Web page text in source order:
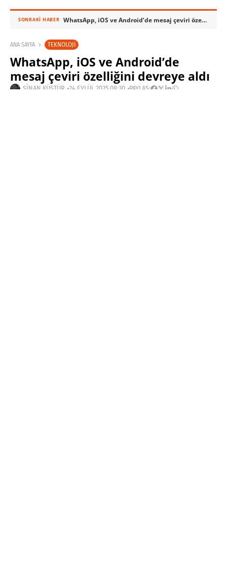
SONRAKI HABER WhatsApp, iOS ve Android’de mesaj çeviri özelliğini devreye aldı
ANA SAYFA TEKNOLOJI
WhatsApp, iOS ve Android’de
mesaj çeviri özelliğini devreye aldı
SINAN KÜSTÜR 24 EYLÜL 2025 08:30 PAYLAŞ: